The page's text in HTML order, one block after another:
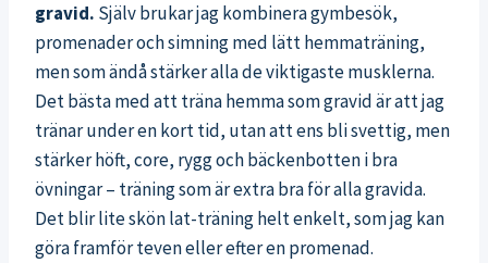
gravid. Själv brukar jag kombinera gymbesök,
promenader och simning med lätt hemmaträning,
men som ändå stärker alla de viktigaste musklerna.
Det bästa med att träna hemma som gravid är att jag
tränar under en kort tid, utan att ens bli svettig, men
stärker höft, core, rygg och bäckenbotten i bra
övningar – träning som är extra bra för alla gravida.
Det blir lite skön lat-träning helt enkelt, som jag kan
göra framför teven eller efter en promenad.